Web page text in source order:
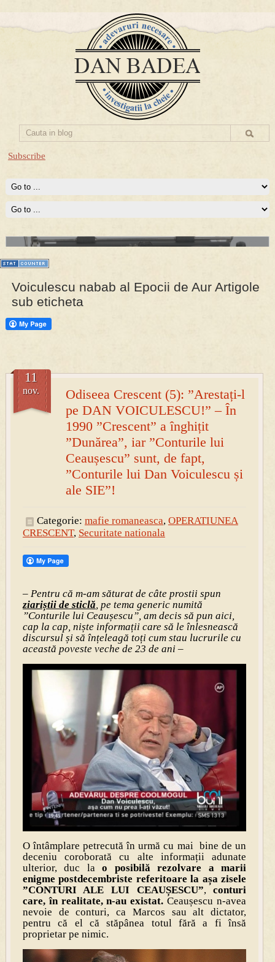
Subscribe
PRESA
Prima mea carte publicata (Nemira)
Averea Presedintelui: prima lucrare despre controversatele
conturi secrete ale Securitatii.
Voiculescu nabab al Epocii de Aur Artigole
sub eticheta
Odiseea Crescent (5): ”Arestați-l
pe DAN VOICULESCU!” – În
1990 ”Crescent” a înghițit
”Dunărea”, iar ”Conturile lui
Ceaușescu” sunt, de fapt,
”Conturile lui Dan Voiculescu și
ale SIE”!
11
nov.
Categorie: mafie romaneasca, OPERATIUNEA
CRESCENT, Securitate nationala
– Pentru că m-am săturat de câte prostii spun
ziariștii de sticlă, pe tema generic numită
”Conturile lui Ceaușescu”, am decis să pun aici,
cap la cap, niște informații care să le înlesnească
discursul și să înțeleagă toți cum stau lucrurile cu
această poveste veche de 23 de ani –
O întâmplare petrecută în urmă cu mai bine de un
deceniu coroborată cu alte informații adunate
ulterior, duc lao posibilă rezolvare a marii
enigme postdecembriste referitoare la așa zisele
”CONTURI ALE LUI CEAUȘESCU”,conturi
care, în realitate, n-au existat.Ceaușescu n-avea
nevoie de conturi, ca Marcos sau alt dictator,
pentru că el că stăpânea totul fără a fi însă
proprietar pe nimic.